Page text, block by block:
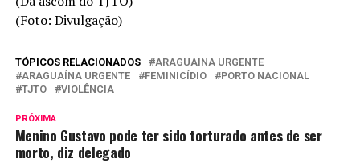
(Foto: Divulgação)
TÓPICOS RELACIONADOS
ARAGUAINA URGENTE
ARAGUAÍNA URGENTE
FEMINICÍDIO
PORTO NACIONAL
TJTO
VIOLÊNCIA
PRÓXIMA
Menino Gustavo pode ter sido torturado antes de ser
morto, diz delegado